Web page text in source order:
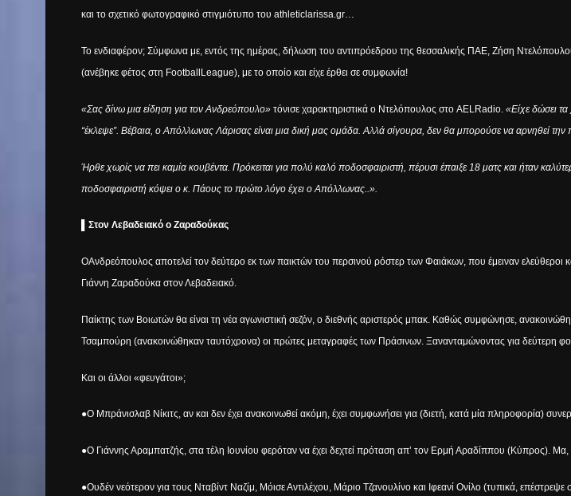
και το σχετικό φωτογραφικό στιγμιότυπο του athleticlarissa.gr…
Το ενδιαφέρον; Σύμφωνα με, εντός της ημέρας, δήλωση του αντιπρόεδρου της θεσσαλικής ΠΑΕ, Ζήση
(ανέβηκε φέτος στη Football League), με το οποίο και είχε έρθει σε συμφωνία!
«Σας δίνω μια είδηση για τον Ανδρεόπουλο» τόνισε χαρακτηριστικά ο Ντελόπουλος στο AELRadio. «Είχε δώσει
“έκλεψε”. Βέβαια, ο Απόλλωνας Λάρισας είναι μια δική μας ομάδα. Αλλά σίγουρα, δεν θα μπορούσε να αρνηθεί
Ήρθε χωρίς να πει καμία κουβέντα. Πρόκειται για πολύ καλό ποδοσφαιριστή, πέρυσι έπαιξε 18 ματς και ήταν
ποδοσφαιριστή κόψει ο κ. Πάους το πρώτο λόγο έχει ο Απόλλωνας..».
Στον Λεβαδειακό ο Ζαραδούκας
OAνδρεόπουλος αποτελεί τον δεύτερο εκ των παικτών του περσινού ρόστερ των Φαιάκων, που έμειναν
Γιάννη Ζαραδούκα στον Λεβαδειακό.
Παίκτης των Βοιωτών θα είναι τη νέα αγωνιστική σεζόν, ο διεθνής αριστερός μπακ. Καθώς συμφώνησε,
Τσαμπούρη (ανακοινώθηκαν ταυτόχρονα) οι πρώτες μεταγραφές των Πράσινων. Ξανανταμώνοντας για δεύτερη
Και οι άλλοι «φευγάτοι»;
●Ο Μπράνισλαβ Νίκιτς, αν και δεν έχει ανακοινωθεί ακόμη, έχει συμφωνήσει για (διετή, κατά μία πληροφορία)
●Ο Γιάννης Αραμπατζής, στα τέλη Ιουνίου φερόταν να έχει δεχτεί πρόταση απ’ τον Ερμή Αραδίππου (Κύπρος).
●Ουδέν νεότερον για τους Νταβίντ Ναζίμ, Μόισε Αντιλέχου, Μάριο Τζανουλίνο και Ιφεανί Ονίλο (τυπικά,